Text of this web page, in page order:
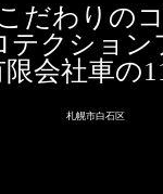
だわりの
テクション
限会社車の
札幌市白石区